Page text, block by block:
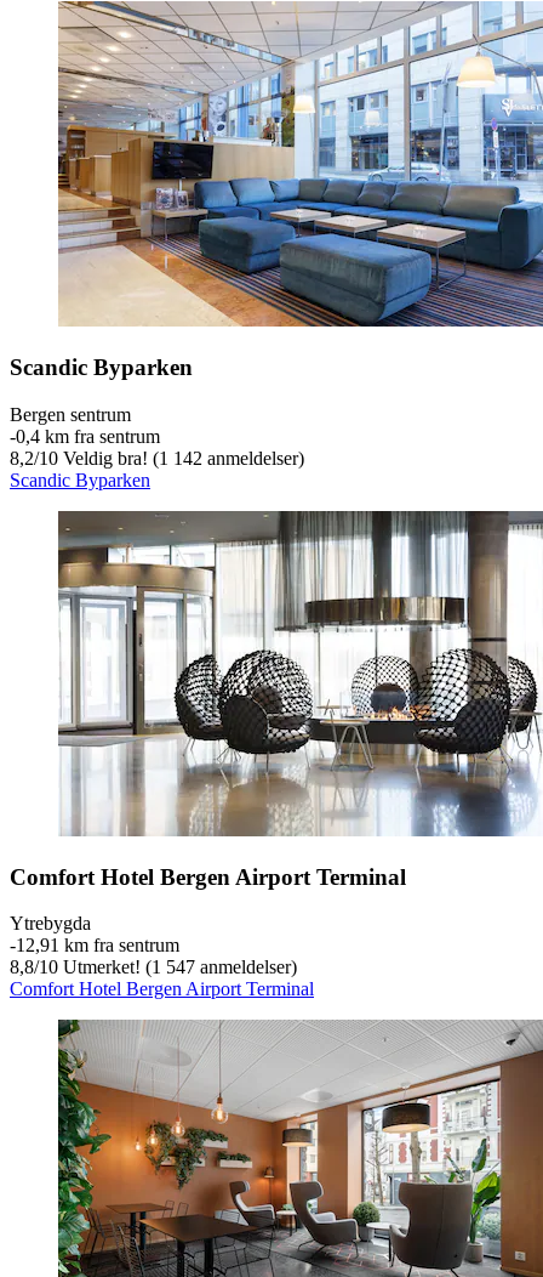
Scandic Byparken
Bergen sentrum
‐0,4 km fra sentrum
8,2/10 Veldig bra! (1 142 anmeldelser)
Scandic Byparken
Comfort Hotel Bergen Airport Terminal
Ytrebygda
‐12,91 km fra sentrum
8,8/10 Utmerket! (1 547 anmeldelser)
Comfort Hotel Bergen Airport Terminal